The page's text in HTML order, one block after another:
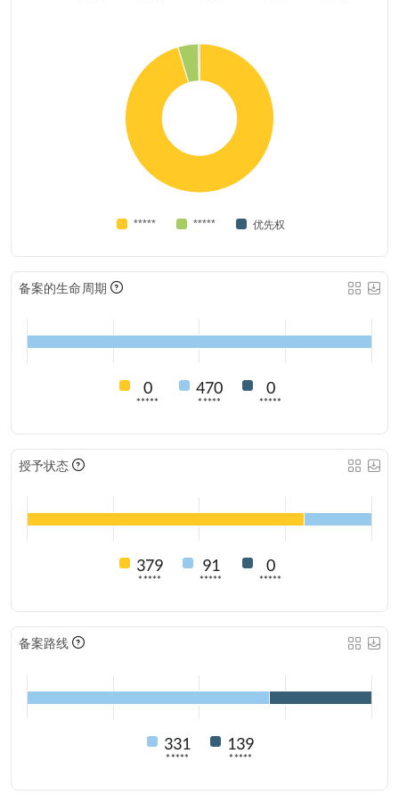
***** ***** 优先权
备案的生命周期
0
*****
470
*****
0
*****
授予状态
379
*****
91
*****
0
*****
备案路线
331
*****
139
*****